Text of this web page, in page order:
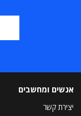
אנשים ומחשבים
יצירת קשר